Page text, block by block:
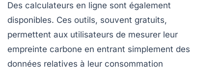
Des calculateurs en ligne sont également
disponibles. Ces outils, souvent gratuits,
permettent aux utilisateurs de mesurer leur
empreinte carbone en entrant simplement des
données relatives à leur consommation